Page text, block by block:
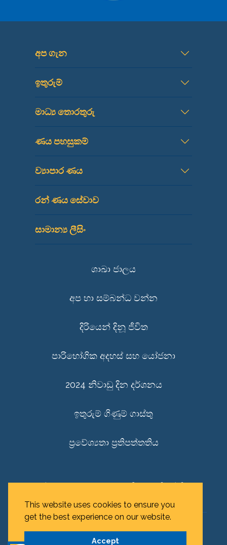
This website uses cookies to ensure you
get the best experience on our website.
Accept
අප ගැන
ඉතුරුම්
මාධ්‍ය තොරතුරු
ණය පහසුකම්
ව්‍යාපාර ණය
රන් ණය සේවාව
සාමාන්‍ය ලීසිං
ශාඛා ජාලය
අප හා සම්බන්ධ වන්න
දිරියෙන් දිනූ ජීවිත
පාරිභෝගික අදහස් සහ යෝජනා
2024 නිවාඩු දින දර්ශනය
ඉතුරුම් ගිණුම් ගාස්තු
ප්‍රවේශ්‍යතා ප්‍රතිපත්තතිය
© 2026 HNB Finance